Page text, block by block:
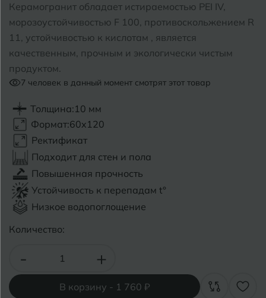
Керамогранит обладает истираемостью PEI IV,
морозоустойчивостью F 100, противоскольжением R
11, устойчивостью к кислотам , является
качественным, прочным и экологически чистым
продуктом.
7 человек в данный момент смотрят этот товар
Толщина:10 мм
Формат:60x120
Ректификат
Подходит для стен и пола
Повышенная прочность
Устойчивость к перепадам t°
Низкое водопоглощение
Количество:
- +
В корзину - 1 760 ₽
Белгород
Белореченск
Боровичи
Бугульма
Бугуруслан
В Великий Новгород
Владимир
Волгоград
Волгодонск
Вологда
Ростов-на-Дону
Саратов